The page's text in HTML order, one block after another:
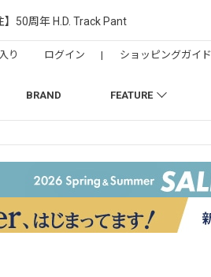
】50周年 H.D. Track Pant
BRAND FEATURE
り ログイン | ショッピングガイド